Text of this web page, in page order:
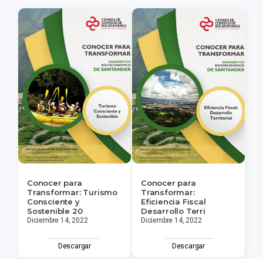
Conocer para
Transformar: Turismo
Consciente y
Sostenible 20
Diciembre 14, 2022
Descargar
Conocer para
Transformar:
Eficiencia Fiscal
Desarrollo Terri
Diciembre 14, 2022
Descargar